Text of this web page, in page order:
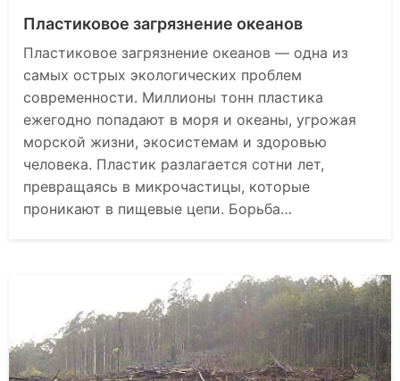
Пластиковое загрязнение океанов
Пластиковое загрязнение океанов — одна из
самых острых экологических проблем
современности. Миллионы тонн пластика
ежегодно попадают в моря и океаны, угрожая
морской жизни, экосистемам и здоровью
человека. Пластик разлагается сотни лет,
превращаясь в микрочастицы, которые
проникают в пищевые цепи. Борьба…